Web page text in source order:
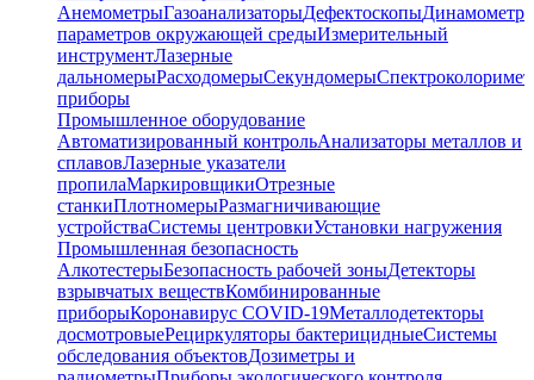
АнемометрыГазоанализаторыДефектоскопы
параметров окружающей средыИзмерительный
инструментЛазерные
дальномерыРасходомерыСекундомеры
приборы
Промышленное оборудование
Автоматизированный контрольАнализаторы металлов и
сплавовЛазерные указатели
пропилаМаркировщикиОтрезные
станкиПлотномерыРазмагничивающие
устройстваСистемы центровкиУстановки нагружения
Промышленная безопасность
АлкотестерыБезопасность рабочей зоныДетекторы
взрывчатых веществКомбинированные
приборыКоронавирус COVID-19Металлодетекторы
досмотровыеРециркуляторы бактерицидныеСистемы
обследования объектовДозиметры и